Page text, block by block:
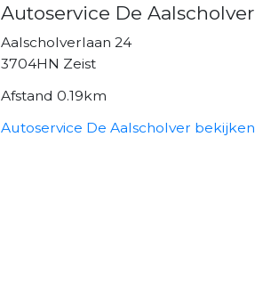
Autoservice De Aalscholver
Aalscholverlaan 24
3704HN Zeist
Afstand 0.19km
Autoservice De Aalscholver bekijken